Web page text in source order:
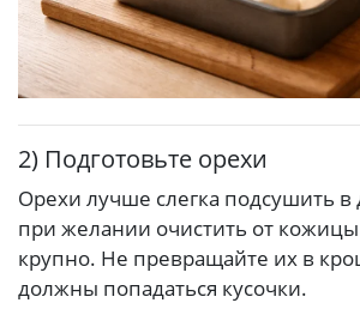
2) Подготовьте орехи
Орехи лучше слегка подсушить в
при желании очистить от кожицы
крупно. Не превращайте их в
должны попадаться кусочки.